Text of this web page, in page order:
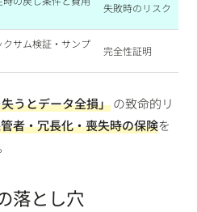
失敗時のリスク
サム検証・サンプ
完全性証明
うとデータ全損」の致命的リ
者・冗長化・喪失時の保険を
落とし穴